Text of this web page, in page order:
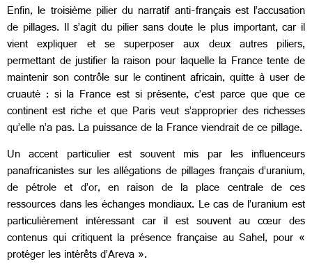
Enfin, le troisième pilier du narratif anti-français est l’accusation
de pillages. Il s’agit du pilier sans doute le plus important, car il
vient expliquer et se superposer aux deux autres piliers,
permettant de justifier la raison pour laquelle la France tente de
maintenir son contrôle sur le continent africain, quitte à user de
cruauté : si la France est si présente, c’est parce que que ce
continent est riche et que Paris veut s’approprier des richesses
qu’elle n’a pas. La puissance de la France viendrait de ce pillage.
Un accent particulier est souvent mis par les influenceurs
panafricanistes sur les allégations de pillages français d’uranium,
de pétrole et d’or, en raison de la place centrale de ces
ressources dans les échanges mondiaux. Le cas de l’uranium est
particulièrement intéressant car il est souvent au cœur des
contenus qui critiquent la présence française au Sahel, pour «
protéger les intérêts d’Areva ».